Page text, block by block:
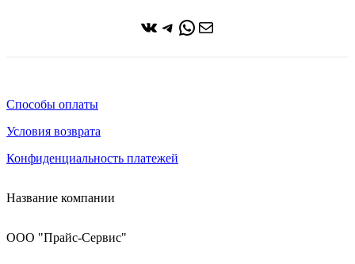
ВКонтакте
Telegram
WhatsApp
Почта
Способы оплаты
Условия возврата
Конфиденциальность платежей
Название компании
ООО "Прайс-Сервис"